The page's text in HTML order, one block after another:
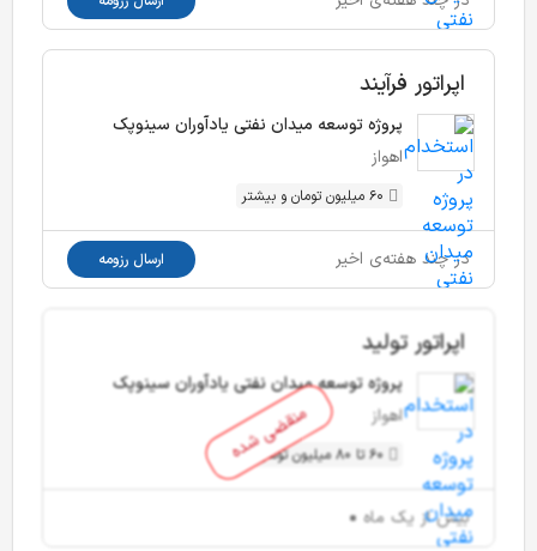
اپراتور فرآیند
پروژه توسعه میدان نفتی یادآوران سینوپک
اهواز
60 میلیون تومان و بیشتر
در چند هفته‌ی اخیر ارسال رزومه
منقضی شده
اپراتور تولید
پروژه توسعه میدان نفتی یادآوران سینوپک
اهواز
60 تا 80 میلیون تومان
بیش از یک ماه